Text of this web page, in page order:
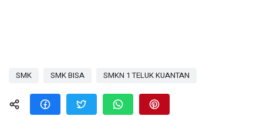
SMK SMK BISA SMKN 1 TELUK KUANTAN